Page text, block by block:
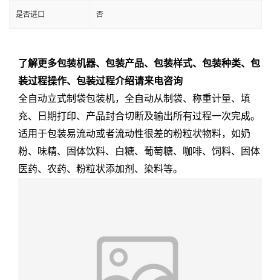
是否进口 否
了解更多包装机器、包装产品、包装样式、包装种类、包
装过程操作、包装过程介绍请来电咨询
全自动立式制袋包装机，全自动从制袋、称重计量、填
充、日期打印、产品封合切断及输出所有过程一次完成。
适用于包装易流动或者流动性很差的粉粒状物料，如奶
粉、味精、固体饮料、白糖、葡萄糖、咖啡、饲料、固体
医药、农药、粉粒状添加剂、染料等。